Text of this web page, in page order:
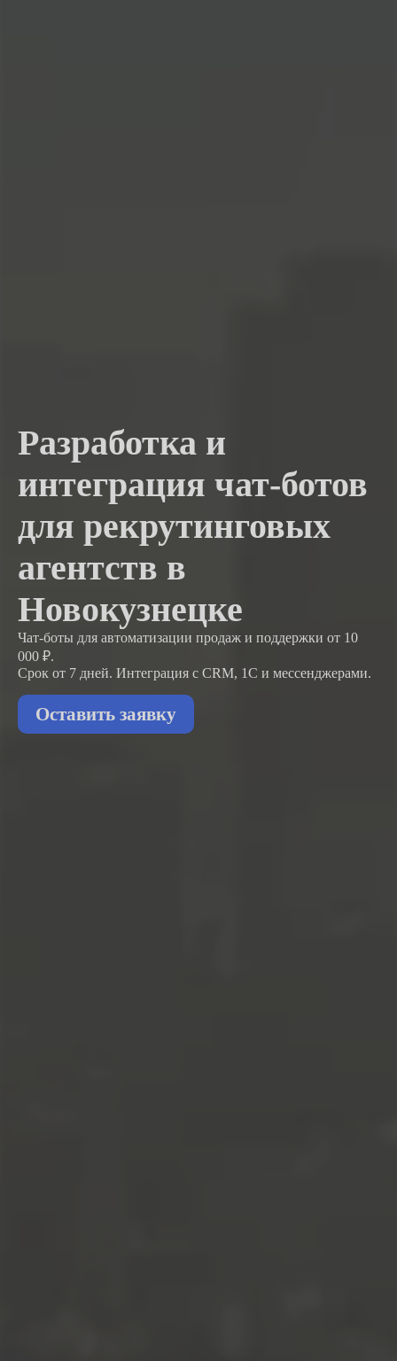
Разработка и
интеграция чат-ботов
для рекрутинговых
агентств в
Новокузнецке
Чат-боты для автоматизации продаж и поддержки от 10
000 ₽.
Срок от 7 дней. Интеграция с CRM, 1С и мессенджерами.
Оставить заявку